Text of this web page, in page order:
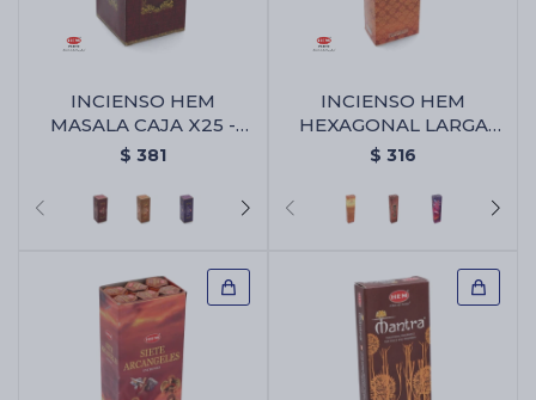
INCIENSO HEM
MASALA CAJA X25 -
Ambar
$ 381
INCIENSO HEM
HEXAGONAL LARGA
CAJA X6 - Ambar
$ 316